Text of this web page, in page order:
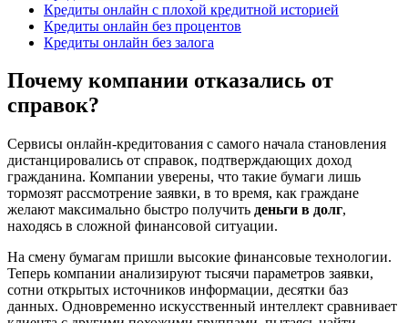
Кредиты онлайн с плохой кредитной историей
Кредиты онлайн без процентов
Кредиты онлайн без залога
Почему компании отказались от
справок?
Сервисы онлайн-кредитования с самого начала становления
дистанцировались от справок, подтверждающих доход
гражданина. Компании уверены, что такие бумаги лишь
тормозят рассмотрение заявки, в то время, как граждане
желают максимально быстро получить деньги в долг,
находясь в сложной финансовой ситуации.
На смену бумагам пришли высокие финансовые технологии.
Теперь компании анализируют тысячи параметров заявки,
сотни открытых источников информации, десятки баз
данных. Одновременно искусственный интеллект сравнивает